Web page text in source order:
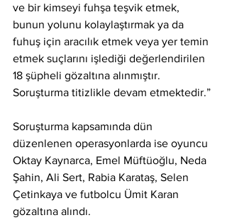
ve bir kimseyi fuhşa teşvik etmek,
bunun yolunu kolaylaştırmak ya da
fuhuş için aracılık etmek veya yer temin
etmek suçlarını işlediği değerlendirilen
18 şüpheli gözaltına alınmıştır.
Soruşturma titizlikle devam etmektedir.”
Soruşturma kapsamında dün
düzenlenen operasyonlarda ise oyuncu
Oktay Kaynarca, Emel Müftüoğlu, Neda
Şahin, Ali Sert, Rabia Karataş, Selen
Çetinkaya ve futbolcu Ümit Karan
gözaltına alındı.